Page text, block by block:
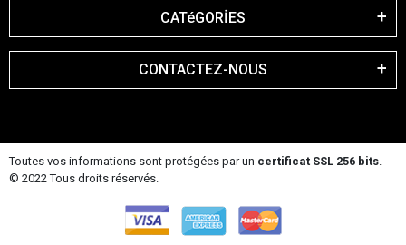
CATéGORİES
CONTACTEZ-NOUS
Toutes vos informations sont protégées par un certificat SSL 256 bits.
© 2022 Tous droits réservés.